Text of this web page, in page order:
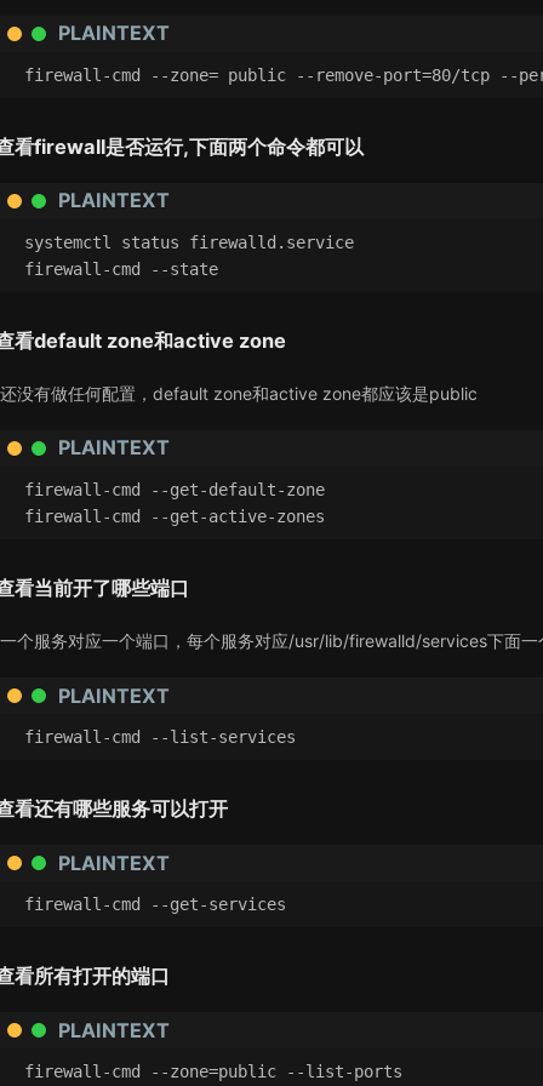
PLAINTEXT
firewall-cmd --zone= public --remove-port=80/tcp --
看firewall是否运行,下面两个命令都可以
PLAINTEXT
systemctl status firewalld.service
firewall-cmd --state
看default zone和active zone
没有做任何配置，default zone和active zone都应该是public
PLAINTEXT
firewall-cmd --get-default-zone
firewall-cmd --get-active-zones
看当前开了哪些端口
个服务对应一个端口，每个服务对应/usr/lib/firewalld/services下面一
PLAINTEXT
firewall-cmd --list-services
看还有哪些服务可以打开
PLAINTEXT
firewall-cmd --get-services
看所有打开的端口
PLAINTEXT
firewall-cmd --zone=public --list-ports